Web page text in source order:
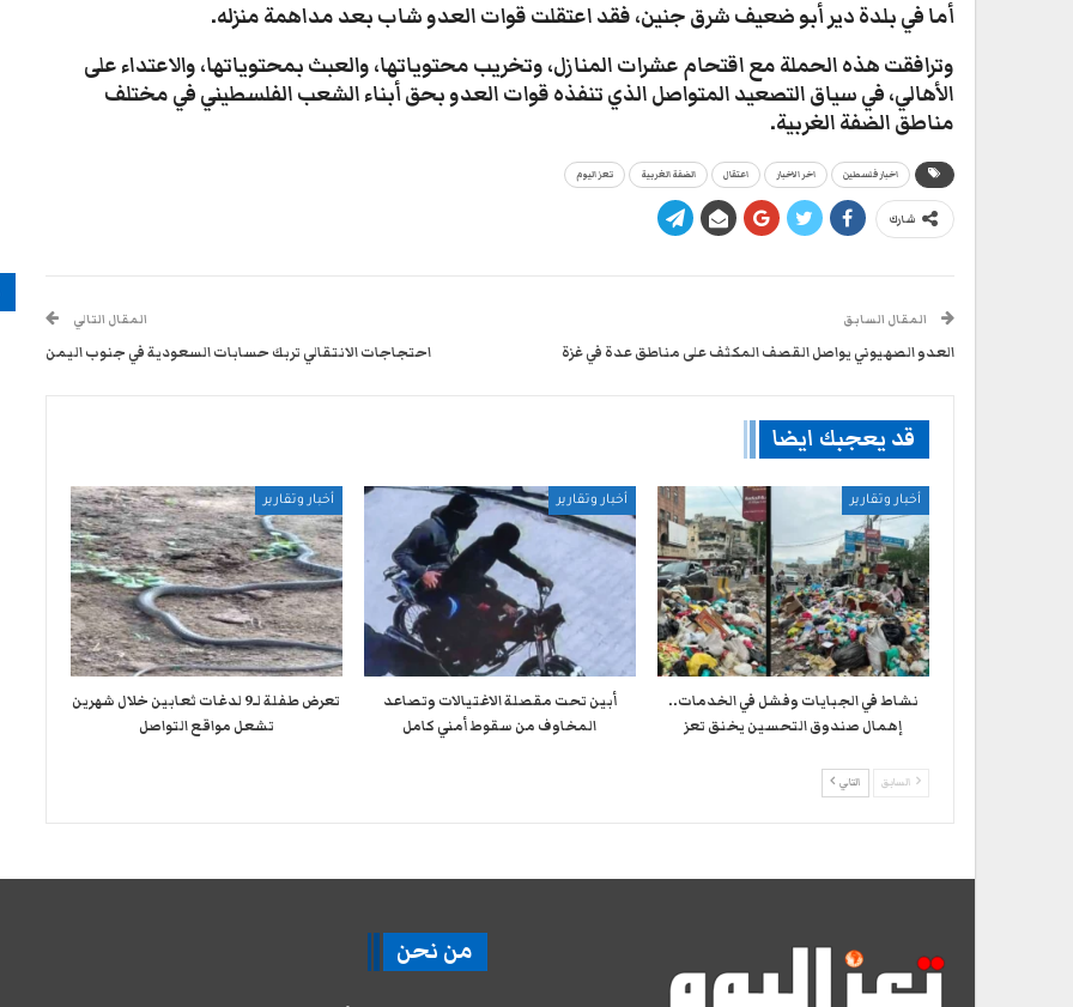
أما في بلدة دير أبو ضعيف شرق جنين، فقد اعتقلت قوات العدو شاب بعد مداهمة منزله.
وترافقت هذه الحملة مع اقتحام عشرات المنازل، وتخريب محتوياتها، والعبث بمحتوياتها، والاعتداء على
الأهالي، في سياق التصعيد المتواصل الذي تنفذه قوات العدو بحق أبناء الشعب الفلسطيني في مختلف
مناطق الضفة الغربية.
اخبار فلسطين اخر الاخبار اعتقال الضفة الغربية تعز اليوم
شارك
المقال السابق
العدو الصهيوني يواصل القصف المكثف على مناطق عدة في غزة
المقال التالي
احتجاجات الانتقالي تربك حسابات السعودية في جنوب اليمن
قد يعجبك ايضا
أخبار وتقارير
نشاط في الجبايات وفشل في الخدمات..
إهمال صندوق التحسين يخنق تعز
أخبار وتقارير
أبين تحت مقصلة الاغتيالات وتصاعد
المخاوف من سقوط أمني كامل
أخبار وتقارير
تعرض طفلة لـ9 لدغات ثعابين خلال شهرين
تشعل مواقع التواصل
السابق التالي
من نحن